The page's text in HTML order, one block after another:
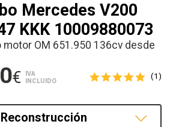
Mercedes V200
KKK 10009880073
motor OM 651.950 136cv desde
€
IVA
INCLUIDO
(1)
Reconstrucción